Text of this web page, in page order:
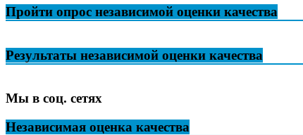
Пройти опрос независимой оценки качества
Результаты независимой оценки качества
Мы в соц. сетях
Независимая оценка качества